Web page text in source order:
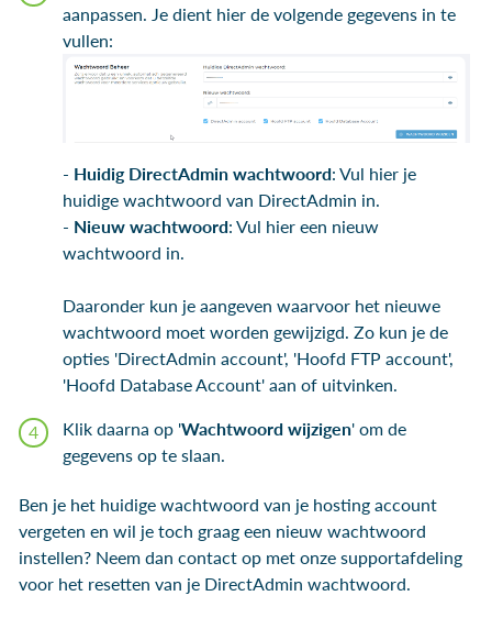
aanpassen. Je dient hier de volgende gegevens in te
vullen:
- Huidig DirectAdmin wachtwoord: Vul hier je
huidige wachtwoord van DirectAdmin in.
- Nieuw wachtwoord: Vul hier een nieuw
wachtwoord in.
Daaronder kun je aangeven waarvoor het nieuwe
wachtwoord moet worden gewijzigd. Zo kun je de
opties 'DirectAdmin account', 'Hoofd FTP account',
'Hoofd Database Account' aan of uitvinken.
Klik daarna op 'Wachtwoord wijzigen' om de
gegevens op te slaan.
Ben je het huidige wachtwoord van je hosting account
vergeten en wil je toch graag een nieuw wachtwoord
instellen? Neem dan contact op met onze supportafdeling
voor het resetten van je DirectAdmin wachtwoord.